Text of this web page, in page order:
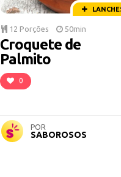
12 Porções 50min
Croquete de
Palmito
0
POR
SABOROSOS